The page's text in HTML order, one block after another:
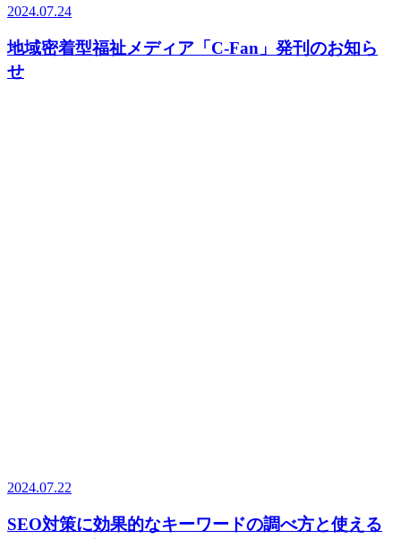
2024.07.24
地域密着型福祉メディア「C-Fan」発刊のお知ら
せ
2024.07.22
SEO対策に効果的なキーワードの調べ方と使える